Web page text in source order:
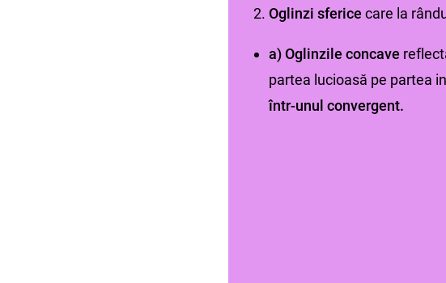
Oglinzi sferice care la
a) Oglinzile concave
partea lucioasă pe partea
într-unul convergent.